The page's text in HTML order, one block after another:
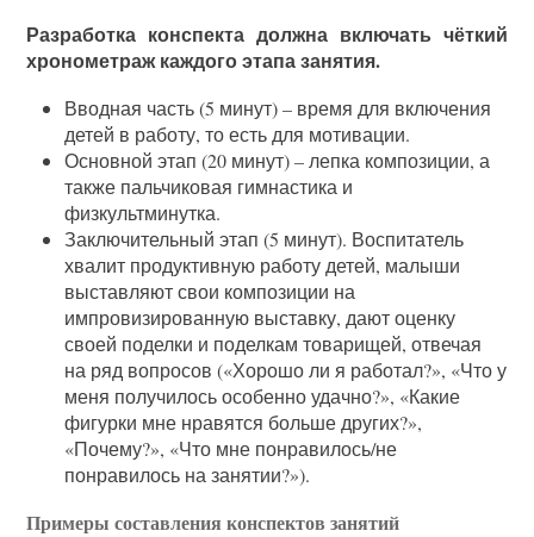
Разработка конспекта должна включать чёткий
хронометраж каждого этапа занятия.
Вводная часть (5 минут) – время для включения
детей в работу, то есть для мотивации.
Основной этап (20 минут) – лепка композиции, а
также пальчиковая гимнастика и
физкультминутка.
Заключительный этап (5 минут). Воспитатель
хвалит продуктивную работу детей, малыши
выставляют свои композиции на
импровизированную выставку, дают оценку
своей поделки и поделкам товарищей, отвечая
на ряд вопросов («Хорошо ли я работал?», «Что у
меня получилось особенно удачно?», «Какие
фигурки мне нравятся больше других?»,
«Почему?», «Что мне понравилось/не
понравилось на занятии?»).
Примеры составления конспектов занятий